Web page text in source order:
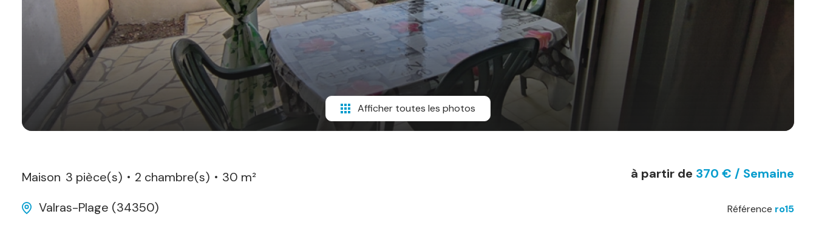
Afficher toutes les photos
Maison 3 pièce(s) 2 chambre(s)
30 m²
Valras-Plage (34350)
à partir de 370 € / Semaine
Référence ro15